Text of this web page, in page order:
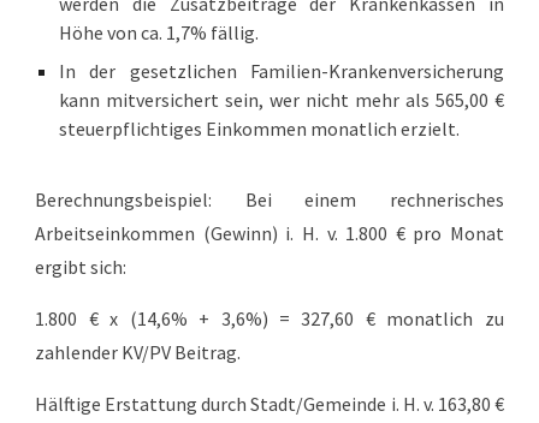
Höhe von ca. 1,7% fällig.
In der gesetzlichen Familien-Krankenversicherung
kann mitversichert sein, wer nicht mehr als 565,00 €
steuerpflichtiges Einkommen monatlich erzielt.
Berechnungsbeispiel: Bei einem rechnerisches
Arbeitseinkommen (Gewinn) i. H. v. 1.800 € pro Monat
ergibt sich:
1.800 € x (14,6% + 3,6%) = 327,60 € monatlich zu
zahlender KV/PV Beitrag.
Hälftige Erstattung durch Stadt/Gemeinde i. H. v. 163,80 €